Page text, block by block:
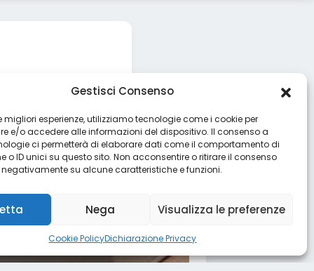
Gestisci Consenso
migliori esperienze, utilizziamo tecnologie come i cookie per
e/o accedere alle informazioni del dispositivo. Il consenso a
ci permetterà di elaborare dati come il comportamento di
o ID unici su questo sito. Non acconsentire o ritirare il consenso
su alcune caratteristiche e funzioni.
Nega Visualizza le preferenze
Cookie PolicyDichiarazione Privacy